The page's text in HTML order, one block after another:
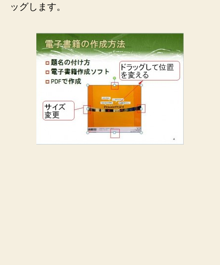
ッグします。